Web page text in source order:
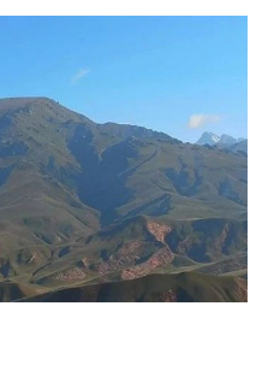
司提供任何其他服
管。 在任何时候，
员工所做的投资决
卖出或持有证券）
公室研究出版物表达
某些投资可能因所
差而不能随时变
化。